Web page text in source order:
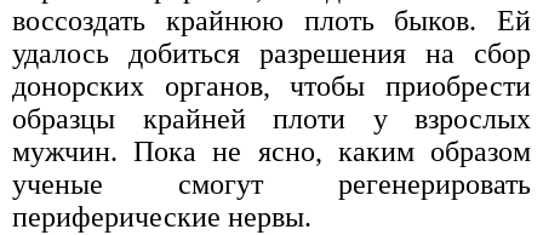
воссоздать крайнюю плоть быков. Ей
удалось добиться разрешения на сбор
донорских органов, чтобы приобрести
образцы крайней плоти у взрослых
мужчин. Пока не ясно, каким образом
ученые смогут регенерировать
периферические нервы.